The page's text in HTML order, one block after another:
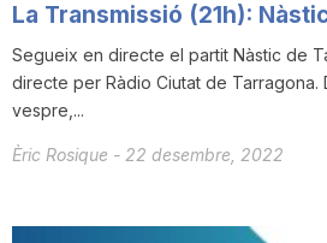
La Transmissió (21h):
Segueix en directe el partit Nàstic de
directe per Ràdio Ciutat de Tarragona.
vespre,...
Èric Rosique - 22 desembre, 2022